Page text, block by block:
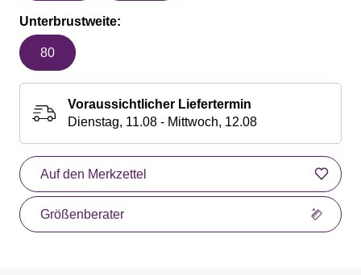
Unterbrustweite:
80
Voraussichtlicher Liefertermin
Dienstag, 11.08 - Mittwoch, 12.08
Auf den Merkzettel
Größenberater